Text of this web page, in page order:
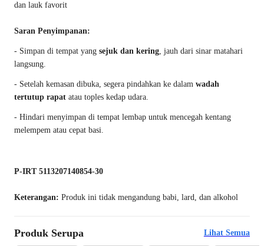
dan lauk favorit
Saran Penyimpanan:
- Simpan di tempat yang sejuk dan kering, jauh dari sinar matahari
langsung.
- Setelah kemasan dibuka, segera pindahkan ke dalam wadah
tertutup rapat atau toples kedap udara.
- Hindari menyimpan di tempat lembap untuk mencegah kentang
melempem atau cepat basi.
P-IRT 5113207140854-30
Keterangan: Produk ini tidak mengandung babi, lard, dan alkohol
Produk Serupa Lihat Semua